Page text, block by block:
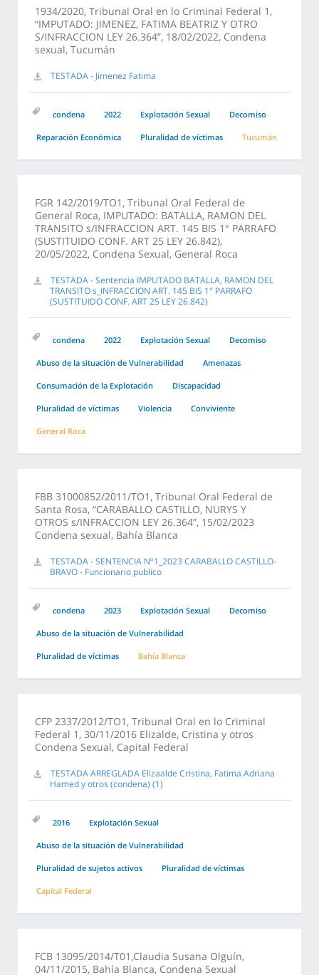
1934/2020, Tribunal Oral en lo Criminal Federal 1,
“IMPUTADO: JIMENEZ, FATIMA BEATRIZ Y OTRO
S/INFRACCION LEY 26.364”, 18/02/2022, Condena
sexual, Tucumán
TESTADA - Jimenez Fatima
condena 2022 Explotación Sexual Decomiso
Reparación Económica Pluralidad de víctimas Tucumán
FGR 142/2019/TO1, Tribunal Oral Federal de
General Roca, IMPUTADO: BATALLA, RAMON DEL
TRANSITO s/INFRACCION ART. 145 BIS 1° PARRAFO
(SUSTITUIDO CONF. ART 25 LEY 26.842),
20/05/2022, Condena Sexual, General Roca
TESTADA - Sentencia IMPUTADO BATALLA, RAMON DEL
TRANSITO s_INFRACCION ART. 145 BIS 1° PARRAFO
(SUSTITUIDO CONF. ART 25 LEY 26.842)
condena 2022 Explotación Sexual Decomiso
Abuso de la situación de Vulnerabilidad Amenazas
Consumación de la Explotación Discapacidad
Pluralidad de víctimas Violencia Conviviente
General Roca
FBB 31000852/2011/TO1, Tribunal Oral Federal de
Santa Rosa, “CARABALLO CASTILLO, NURYS Y
OTROS s/INFRACCION LEY 26.364”, 15/02/2023
Condena sexual, Bahía Blanca
TESTADA - SENTENCIA Nº1_2023 CARABALLO CASTILLO-
BRAVO - Funcionario publico
condena 2023 Explotación Sexual Decomiso
Abuso de la situación de Vulnerabilidad
Pluralidad de víctimas Bahía Blanca
CFP 2337/2012/TO1, Tribunal Oral en lo Criminal
Federal 1, 30/11/2016 Elizalde, Cristina y otros
Condena Sexual, Capital Federal
TESTADA ARREGLADA Elizaalde Cristina, Fatima Adriana
Hamed y otros (condena) (1)
2016 Explotación Sexual
Abuso de la situación de Vulnerabilidad
Pluralidad de sujetos activos Pluralidad de víctimas
Capital Federal
FCB 13095/2014/T01,Claudia Susana Olguín,
04/11/2015, Bahía Blanca, Condena Sexual